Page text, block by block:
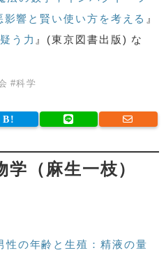
響と賢い使い方を考える 』
う力 』(東京図書出版) な
#科学
（麻生一枝）
性の年齢と生殖：精液の量